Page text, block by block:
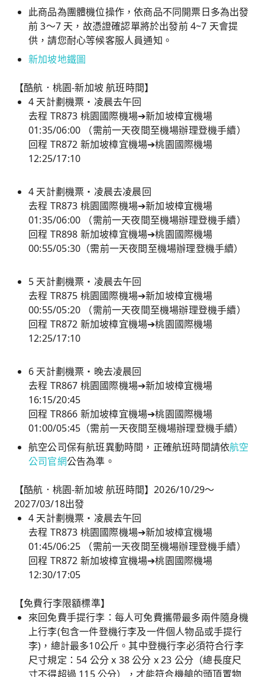
此商品為團體機位操作，依商品不同開票日多為出發
前 3～7 天，故憑證確認單將於出發前 4~7 天會提
供，請您耐心等候客服人員通知。
新加坡地鐵圖
【酷航．桃園-新加坡 航班時間】
4 天計劃機票・凌晨去午回
去程 TR873 桃園國際機場➔新加坡樟宜機場
01:35/06:00 （需前一天夜間至機場辦理登機手續）
回程 TR872 新加坡樟宜機場➔桃園國際機場
12:25/17:10
4 天計劃機票・凌晨去凌晨回
去程 TR873 桃園國際機場➔新加坡樟宜機場
01:35/06:00 （需前一天夜間至機場辦理登機手續）
回程 TR898 新加坡樟宜機場➔桃園國際機場
00:55/05:30（需前一天夜間至機場辦理登機手續）
5 天計劃機票・凌晨去午回
去程 TR875 桃園國際機場➔新加坡樟宜機場
00:55/05:20 （需前一天夜間至機場辦理登機手續）
回程 TR872 新加坡樟宜機場➔桃園國際機場
12:25/17:10
6 天計劃機票・晚去凌晨回
去程 TR867 桃園國際機場➔新加坡樟宜機場
16:15/20:45
回程 TR866 新加坡樟宜機場➔桃園國際機場
01:00/05:45（需前一天夜間至機場辦理登機手續）
航空公司保有航班異動時間，正確航班時間請依航空
公司官網公告為準。
【酷航．桃園-新加坡 航班時間】2026/10/29～
2027/03/18出發
4 天計劃機票・凌晨去午回
去程 TR873 桃園國際機場➔新加坡樟宜機場
01:45/06:25 （需前一天夜間至機場辦理登機手續）
回程 TR872 新加坡樟宜機場➔桃園國際機場
12:30/17:05
【免費行李限額標準】
來回免費手提行李：每人可免費攜帶最多兩件隨身機
上行李(包含一件登機行李及一件個人物品或手提行
李)，總計最多10公斤。其中登機行李必須符合行李
尺寸規定：54 公分 x 38 公分 x 23 公分（總長度尺
寸不得超過 115 公分），才能符合機艙的頭頂置物